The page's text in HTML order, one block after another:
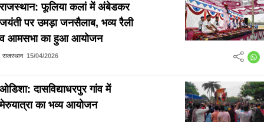
राजस्थान: फूलिया कलां में अंबेडकर
जयंती पर उमड़ा जनसैलाब, भव्य रैली
व आमसभा का हुआ आयोजन
राजस्थान 15/04/2026
ओडिशा: दासविद्याधरपुर गांव में
मेरुयात्रा का भव्य आयोजन